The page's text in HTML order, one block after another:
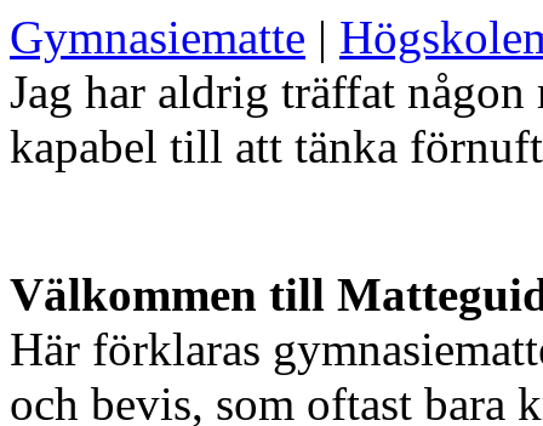
Gymnasiematte |
Jag har aldrig träffat
kapabel till att tänka
Välkommen till
Här förklaras
och bevis, som oftast bara